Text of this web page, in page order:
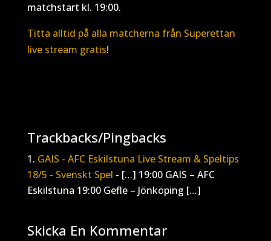
matchstart kl. 19:00.
Titta alltid på alla matcherna från Superettan
live stream gratis!
Trackbacks/Pingbacks
GAIS - AFC Eskilstuna Live Stream & Speltips
18/5 - Svenskt Spel - […] 19:00 GAIS – AFC
Eskilstuna 19:00 Gefle – Jönköping […]
Skicka En Kommentar